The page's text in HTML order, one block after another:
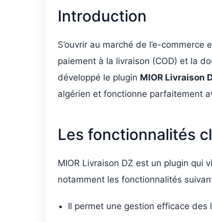
Introduction
S’ouvrir au marché de l’e-
paiement à la livraison (COD) et la
développé le plugin MIOR Livraison
algérien et fonctionne parfaitement
Les fonctionnalités
MIOR Livraison DZ est un plugin qui
notamment les fonctionnalités
Il permet une gestion efficace des